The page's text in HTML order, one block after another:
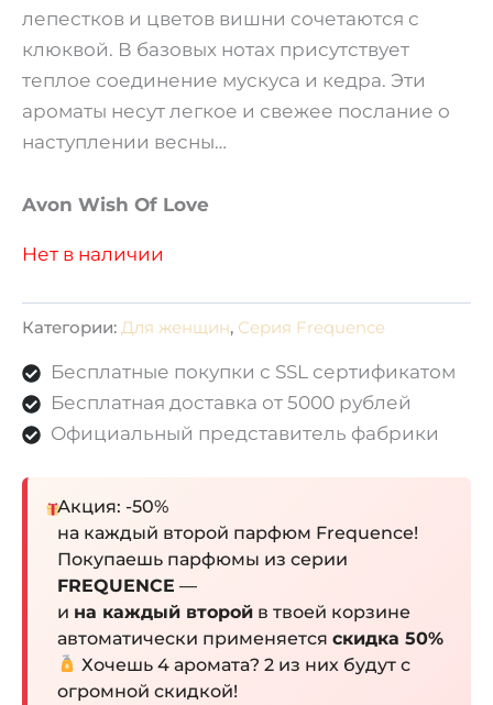
лепестков и цветов вишни сочетаются с
клюквой. В базовых нотах присутствует
теплое соединение мускуса и кедра. Эти
ароматы несут легкое и свежее послание о
наступлении весны…
Avon Wish Of Love
Нет в наличии
Категории: Для женщин, Серия Frequence
Бесплатные покупки с SSL сертификатом
Бесплатная доставка от 5000 рублей
Официальный представитель фабрики
Акция: -50%
на каждый второй парфюм Frequence!
Покупаешь парфюмы из серии
FREQUENCE —
и на каждый второйв твоей корзине
автоматически применяется скидка 50%
Хочешь 4 аромата? 2 из них будут с
огромной скидкой!